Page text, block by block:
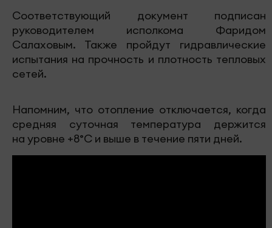
Соответствующий документ подписан
руководителем исполкома Фаридом
Салаховым. Также пройдут гидравлические
испытания на прочность и плотность тепловых
сетей.
Напомним, что отопление отключается, когда
средняя суточная температура держится
на уровне +8°C и выше в течение пяти дней.